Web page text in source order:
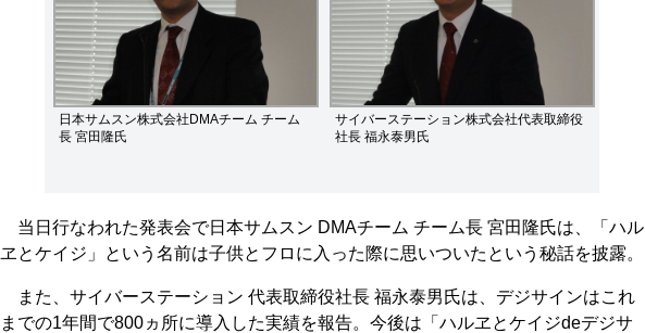
日本サムスン株式会社DMAチーム チーム
長 宮田隆氏
サイバーステーション株式会社代表取締役
社長 福永泰男氏
当日行なわれた発表会で日本サムスン DMAチーム チーム長 宮田隆氏は、「ハル
ヱとケイジ」という名前は子供とフロに入った際に思いついたという秘話を披露。
また、サイバーステーション 代表取締役社長 福永泰男氏は、デジサインはこれ
までの1年間で800ヵ所に導入した実績を報告。今後は「ハルヱとケイジdeデジサ